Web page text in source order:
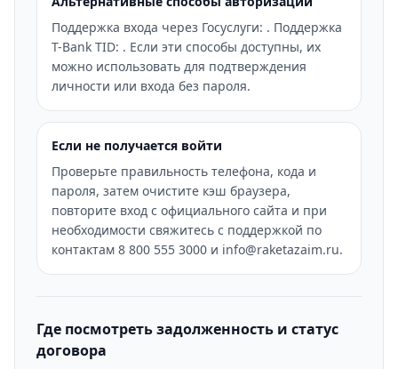
Поддержка входа через Госуслуги: . Поддержка
T-Bank TID: . Если эти способы доступны, их
можно использовать для подтверждения
личности или входа без пароля.
Если не получается войти
Проверьте правильность телефона, кода и
пароля, затем очистите кэш браузера,
повторите вход с официального сайта и при
необходимости свяжитесь с поддержкой по
контактам 8 800 555 3000 и info@raketazaim.ru.
Где посмотреть задолженность и статус
договора